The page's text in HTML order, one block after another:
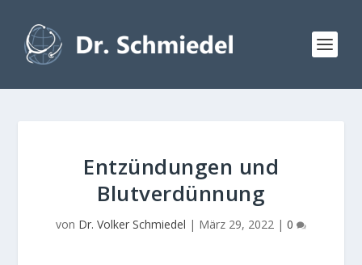
Entzündungen und
Blutverdünnung
von Dr. Volker Schmiedel | März 29, 2022 | 0